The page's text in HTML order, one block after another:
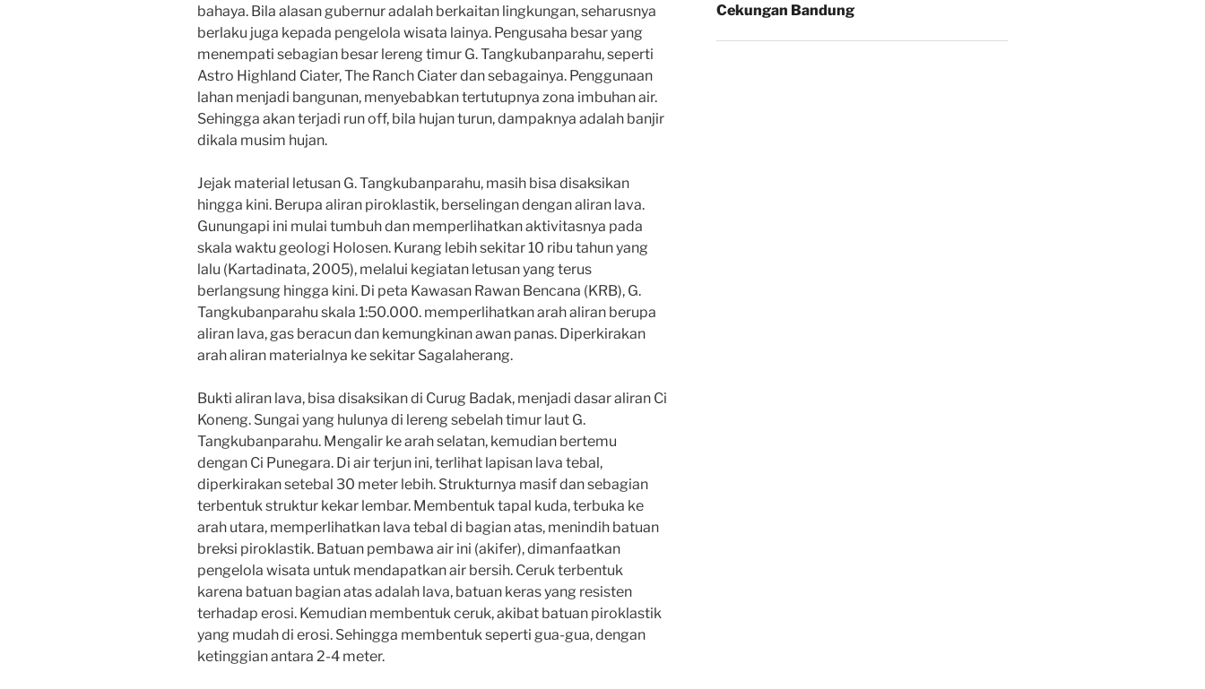
bahaya. Bila alasan gubernur adalah berkaitan lingkungan, seharusnya
berlaku juga kepada pengelola wisata lainya. Pengusaha besar yang
menempati sebagian besar lereng timur G. Tangkubanparahu, seperti
Astro Highland Ciater, The Ranch Ciater dan sebagainya. Penggunaan
lahan menjadi bangunan, menyebabkan tertutupnya zona imbuhan air.
Sehingga akan terjadi run off, bila hujan turun, dampaknya adalah banjir
dikala musim hujan.
Jejak material letusan G. Tangkubanparahu, masih bisa disaksikan
hingga kini. Berupa aliran piroklastik, berselingan dengan aliran lava.
Gunungapi ini mulai tumbuh dan memperlihatkan aktivitasnya pada
skala waktu geologi Holosen. Kurang lebih sekitar 10 ribu tahun yang
lalu (Kartadinata, 2005), melalui kegiatan letusan yang terus
berlangsung hingga kini. Di peta Kawasan Rawan Bencana (KRB), G.
Tangkubanparahu skala 1:50.000. memperlihatkan arah aliran berupa
aliran lava, gas beracun dan kemungkinan awan panas. Diperkirakan
arah aliran materialnya ke sekitar Sagalaherang.
Bukti aliran lava, bisa disaksikan di Curug Badak, menjadi dasar aliran Ci
Koneng. Sungai yang hulunya di lereng sebelah timur laut G.
Tangkubanparahu. Mengalir ke arah selatan, kemudian bertemu
dengan Ci Punegara. Di air terjun ini, terlihat lapisan lava tebal,
diperkirakan setebal 30 meter lebih. Strukturnya masif dan sebagian
terbentuk struktur kekar lembar. Membentuk tapal kuda, terbuka ke
arah utara, memperlihatkan lava tebal di bagian atas, menindih batuan
breksi piroklastik. Batuan pembawa air ini (akifer), dimanfaatkan
pengelola wisata untuk mendapatkan air bersih. Ceruk terbentuk
karena batuan bagian atas adalah lava, batuan keras yang resisten
terhadap erosi. Kemudian membentuk ceruk, akibat batuan piroklastik
yang mudah di erosi. Sehingga membentuk seperti gua-gua, dengan
ketinggian antara 2-4 meter.
Cekungan Bandung